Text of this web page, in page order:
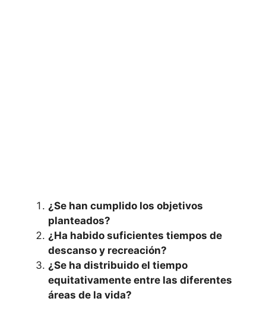
¿Se han cumplido los objetivos
planteados?
¿Ha habido suficientes tiempos de
descanso y recreación?
¿Se ha distribuido el tiempo
equitativamente entre las diferentes
áreas de la vida?